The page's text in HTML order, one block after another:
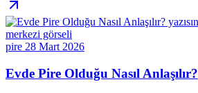
pire 28 Mart 2026
Evde Pire Olduğu Nasıl Anlaşılır?